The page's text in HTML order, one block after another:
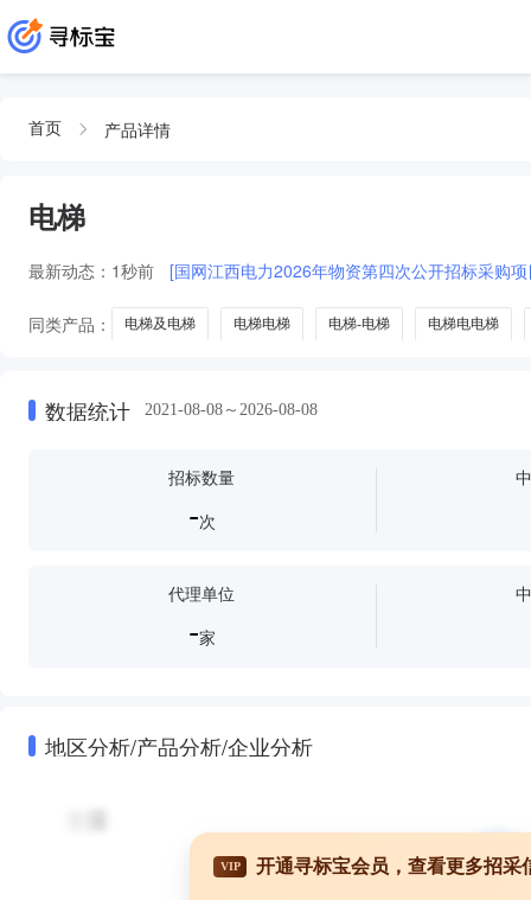
首页 产品详情
电梯
最新动态： 1秒前 [国网江西电力2026年物资第四次公开招标采购
同类产品： 电梯及电梯 电梯电梯 电梯-电梯 电梯电电梯
数据统计 2021-08-08～2026-08-08
招标数量
-次
代理单位
-家
地区分析/产品分析/企业分析
VIP 开通寻标宝会员，查看更多招采